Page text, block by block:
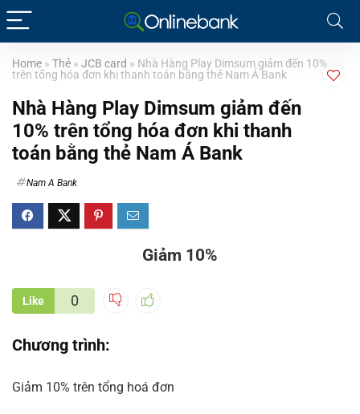
Home » Thẻ » JCB card » Nhà Hàng Play Dimsum giảm đến 10%
trên tổng hóa đơn khi thanh toán bằng thẻ Nam Á Bank
Nhà Hàng Play Dimsum giảm đến
10% trên tổng hóa đơn khi thanh
toán bằng thẻ Nam Á Bank
Nam A Bank
Giảm 10%
Like 0
Chương trình:
Giảm 10% trên tổng hoá đơn